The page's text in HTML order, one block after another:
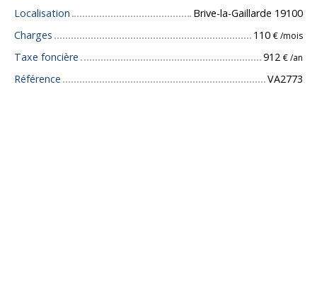
Localisation
Brive-la-Gaillarde 19100
Charges
110 € /mois
Taxe foncière 912 € /an
Référence VA2773